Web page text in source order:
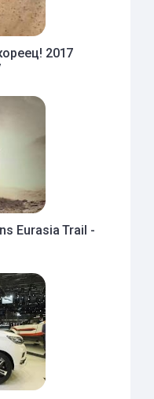
2017
Eurasia Trail -